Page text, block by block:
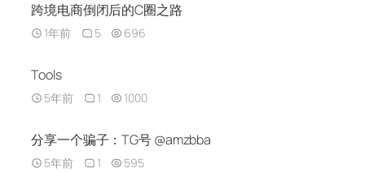
跨境电商倒闭后的C圈之路
1年前 5 696
Tools
5年前 1 1000
分享一个骗子：TG号 @amzbba
5年前 1 595